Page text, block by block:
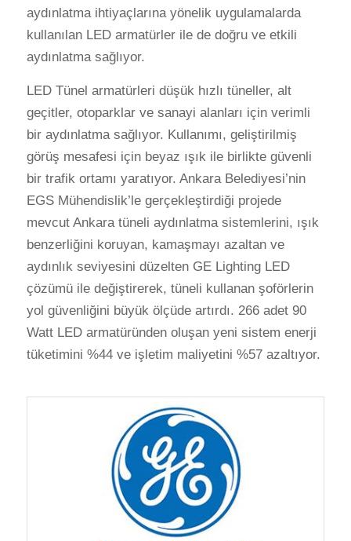
aydınlatma ihtiyaçlarına yönelik uygulamalarda
kullanılan LED armatürler ile de doğru ve etkili
aydınlatma sağlıyor.
LED Tünel armatürleri düşük hızlı tüneller, alt
geçitler, otoparklar ve sanayi alanları için verimli
bir aydınlatma sağlıyor. Kullanımı, geliştirilmiş
görüş mesafesi için beyaz ışık ile birlikte güvenli
bir trafik ortamı yaratıyor. Ankara Belediyesi’nin
EGS Mühendislik’le gerçekleştirdiği projede
mevcut Ankara tüneli aydınlatma sistemlerini, ışık
benzerliğini koruyan, kamaşmayı azaltan ve
aydınlık seviyesini düzelten GE Lighting LED
çözümü ile değiştirerek, tüneli kullanan şoförlerin
yol güvenliğini büyük ölçüde artırdı. 266 adet 90
Watt LED armatüründen oluşan yeni sistem enerji
tüketimini %44 ve işletim maliyetini %57 azaltıyor.